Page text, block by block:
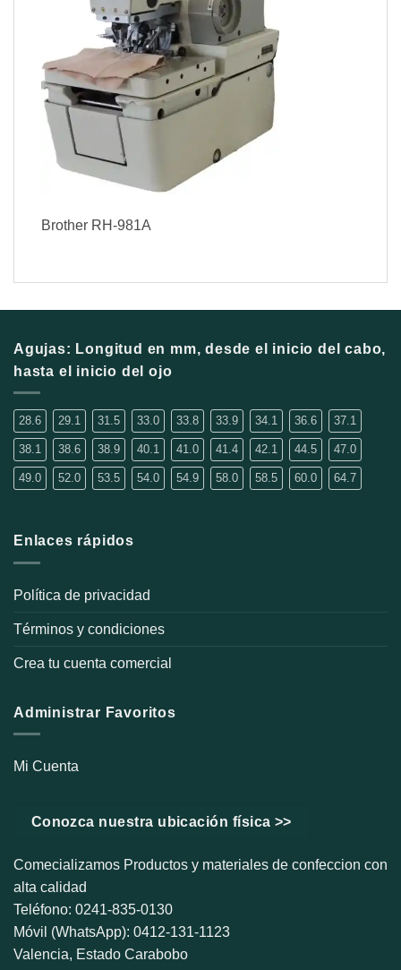
Brother RH-981A
Agujas: Longitud en mm, desde el inicio del cabo,
hasta el inicio del ojo
28.6 29.1 31.5 33.0 33.8 33.9 34.1 36.6 37.1
38.1 38.6 38.9 40.1 41.0 41.4 42.1 44.5 47.0
49.0 52.0 53.5 54.0 54.9 58.0 58.5 60.0 64.7
Enlaces rápidos
Política de privacidad
Términos y condiciones
Crea tu cuenta comercial
Administrar Favoritos
Mi Cuenta
Conozca nuestra ubicación física >>
Comecializamos Productos y materiales de confeccion con
alta calidad
Teléfono: 0241-835-0130
Móvil (WhatsApp): 0412-131-1123
Valencia, Estado Carabobo